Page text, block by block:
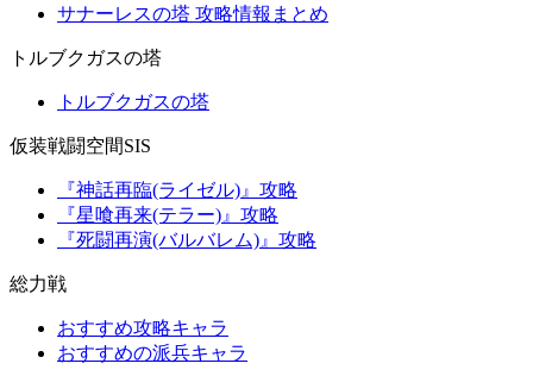
サナーレスの塔 攻略情報まとめ
トルブクガスの塔
トルブクガスの塔
仮装戦闘空間SIS
『神話再臨(ライゼル)』攻略
『星喰再来(テラー)』攻略
『死闘再演(バルバレム)』攻略
総力戦
おすすめ攻略キャラ
おすすめの派兵キャラ